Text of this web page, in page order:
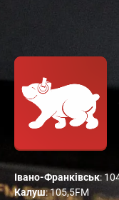
Івано-Франківськ:
Калуш: 105,5FM